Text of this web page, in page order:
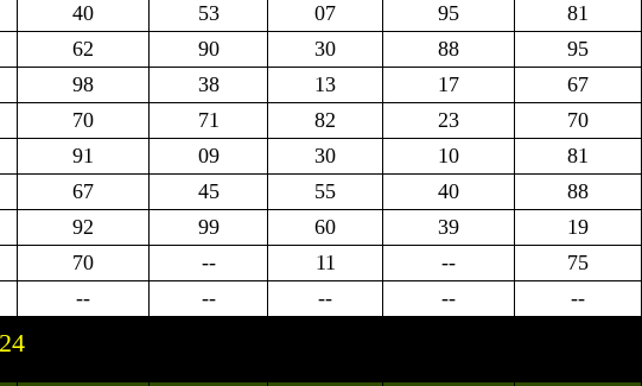
40 53 07 95
81
62 90 30 88
95
98 38 13 17
67
70 71 82 23
70
91 09 30 10
81
67 45 55 40
88
92 99 60 39
19
70 -- 11 --
75
-- -- -- -- --